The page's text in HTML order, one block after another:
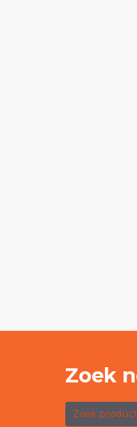
Zoek
Zoek product